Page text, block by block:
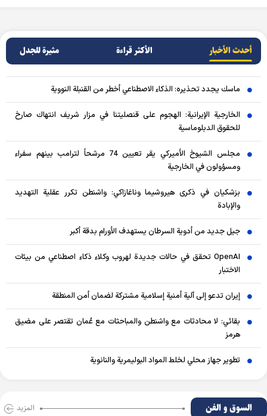
أحدث الأخبار الأکثر قراءة مثيرة للجدل
ماسك يجدد تحذيره: الذكاء الاصطناعي أخطر من القنبلة النووية
الخارجية الإيرانية: الهجوم على قنصليتنا في مزار شريف انتهاك صارخ
للحقوق الدبلوماسية
مجلس الشيوخ الأميركي يقر تعيين 74 مرشحاً لترامب بينهم سفراء
ومسؤولون في الخارجية
بزشكيان في ذكرى هيروشيما وناغازاكي: واشنطن تكرر عقلية التهديد
والإبادة
جيل جديد من أدوية السرطان يستهدف الأورام بدقة أكبر
OpenAI تحقق في حالات جديدة لهروب وكلاء ذكاء اصطناعي من بيئات
الاختبار
إيران تدعو إلى آلية أمنية إسلامية مشتركة لضمان أمن المنطقة
بقائي: لا محادثات مع واشنطن والمباحثات مع عُمان تقتصر على مضيق
هرمز
تطوير جهاز محلي لخلط المواد البوليمرية والنانوية
السوق و الفن المزید